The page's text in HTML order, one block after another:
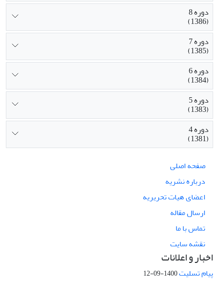
دوره 8
(1386)
دوره 7
(1385)
دوره 6
(1384)
دوره 5
(1383)
دوره 4
(1381)
صفحه اصلی
درباره نشریه
اعضای هیات تحریریه
ارسال مقاله
تماس با ما
نقشه سایت
اخبار و اعلانات
پیام تسلیت1400-09-12